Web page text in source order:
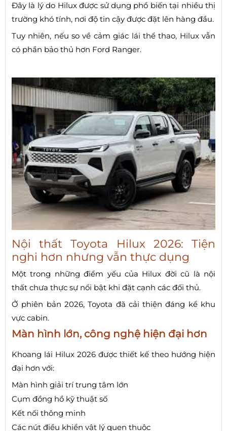
Đây là lý do Hilux được sử dụng phổ biến tại nhiều thị
trường khó tính, nơi độ tin cậy được đặt lên hàng đầu.
Tuy nhiên, nếu so về cảm giác lái thể thao, Hilux vẫn
có phần bảo thủ hơn Ford Ranger.
Nội thất Toyota Hilux 2026: Tiện
nghi hơn nhưng vẫn thực dụng
Một trong những điểm yếu của Hilux đời cũ là nội
thất chưa thực sự nổi bật khi đặt cạnh các đối thủ.
Ở phiên bản 2026, Toyota đã cải thiện đáng kể khu
vực cabin.
Màn hình lớn, công nghệ hiện đại hơn
Khoang lái Hilux 2026 được thiết kế theo hướng hiện
đại hơn với:
Màn hình giải trí trung tâm lớn
Cụm đồng hồ kỹ thuật số
Kết nối thông minh
Các nút điều khiển vật lý quen thuộc